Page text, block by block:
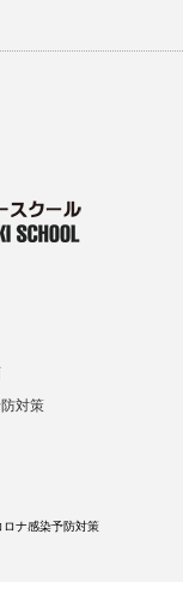
対策
ロナ感染予防対策